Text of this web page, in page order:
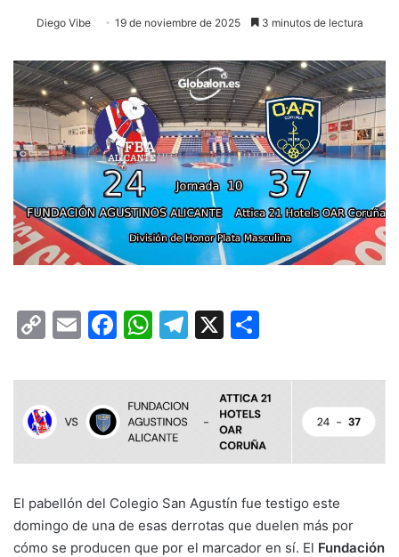
Diego Vibe 19 de noviembre de 2025 3 minutos de lectura
C
p
y
Li
n
k
E
ai
l
F
c
e
b
o
o
k
W
at
s
A
p
p
T
e
gr
m
X
m
p
ar
tir
El pabellón del Colegio San Agustín fue testigo este
domingo de una de esas derrotas que duelen más por
cómo se producen que por el marcador en sí. El Fundación